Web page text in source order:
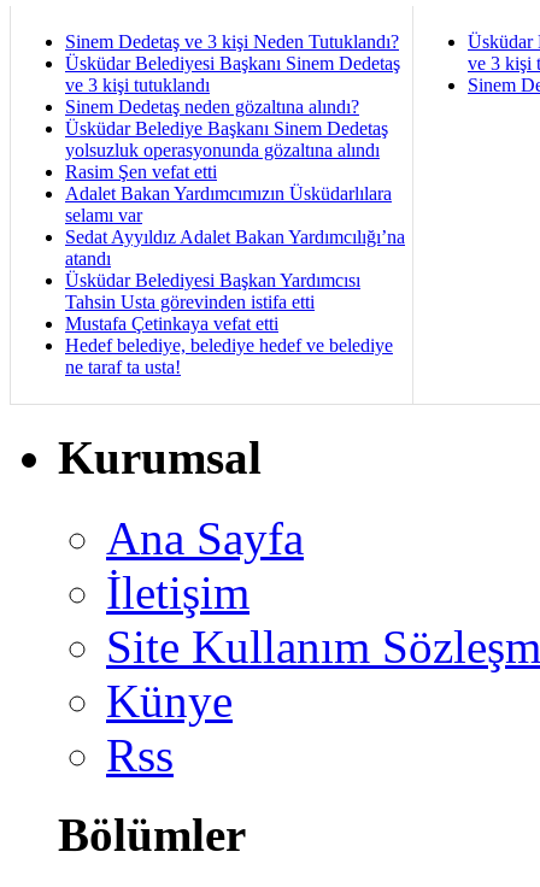
Sinem Dedetaş ve 3 kişi Neden Tutuklandı?
Üsküdar Belediyesi Başkanı Sinem Dedetaş
ve 3 kişi tutuklandı
Sinem Dedetaş neden gözaltına alındı?
Üsküdar Belediye Başkanı Sinem Dedetaş
yolsuzluk operasyonunda gözaltına alındı
Rasim Şen vefat etti
Adalet Bakan Yardımcımızın Üsküdarlılara
selamı var
Sedat Ayyıldız Adalet Bakan Yardımcılığı’na
atandı
Üsküdar Belediyesi Başkan Yardımcısı
Tahsin Usta görevinden istifa etti
Mustafa Çetinkaya vefat etti
Hedef belediye, belediye hedef ve belediye
ne taraf ta usta!
Üsküdar
ve 3 kişi
Sinem
Kurumsal
Ana Sayfa
İletişim
Site Kullanım
Künye
Rss
Bölümler